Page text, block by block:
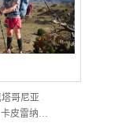
塔哥尼亚
卡皮雷纳…